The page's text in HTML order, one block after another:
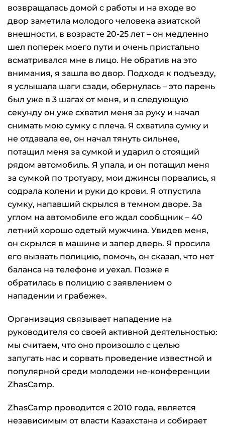
возвращалась домой с работы и на входе во
двор заметила молодого человека азиатской
внешности, в возрасте 20-25 лет – он медленно
шел поперек моего пути и очень пристально
всматривался мне в лицо. Не обратив на это
внимания, я зашла во двор. Подходя к подъезду,
я услышала шаги сзади, обернулась – это парень
был уже в 3 шагах от меня, и в следующую
секунду он уже схватил меня за руку и начал
снимать мою сумку с плеча. Я схватила сумку и
не отдавала ее, он начал тянуть сильнее,
потащил меня за сумкой и ударил о стоящий
рядом автомобиль. Я упала, и он потащил меня
за сумкой по тротуару, мои джинсы порвались, я
содрала колени и руки до крови. Я отпустила
сумку, напавший скрылся в темном дворе. За
углом на автомобиле его ждал сообщник – 40
летний хорошо одетый мужчина. Увидев меня,
он скрылся в машине и запер дверь. Я просила
его вызвать полицию, помочь, он сказал, что нет
баланса на телефоне и уехал. Позже я
обратилась в полицию с заявлением о
нападении и грабеже».
Организация связывает нападение на
руководителя со своей активной деятельностью:
мы считаем, что оно произошло с целью
запугать нас и сорвать проведение известной и
популярной среди молодежи не-конференции
ZhasCamp.
ZhasCamp проводится с 2010 года, является
независимым от власти Казахстана и собирает